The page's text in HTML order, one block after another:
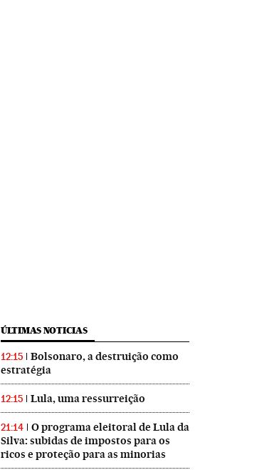
ÚLTIMAS NOTICIAS
12:15
Bolsonaro, a destruição como
estratégia
12:15 Lula, uma ressurreição
21:14
O programa eleitoral de Lula da
Silva: subidas de impostos para os
ricos e proteção para as minorias